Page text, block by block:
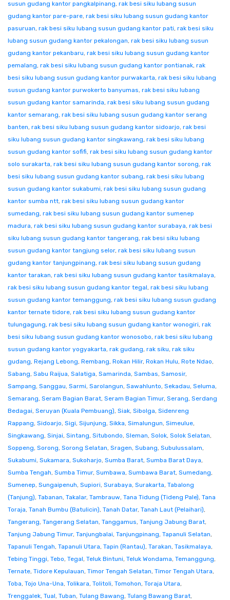
susun gudang kantor pangkalpinang, rak besi siku lubang susun
gudang kantor pare-pare, rak besi siku lubang susun gudang kantor
pasuruan, rak besi siku lubang susun gudang kantor pati, rak besi siku
lubang susun gudang kantor pekalongan, rak besi siku lubang susun
gudang kantor pekanbaru, rak besi siku lubang susun gudang kantor
pemalang, rak besi siku lubang susun gudang kantor pontianak, rak
besi siku lubang susun gudang kantor purwakarta, rak besi siku lubang
susun gudang kantor purwokerto banyumas, rak besi siku lubang
susun gudang kantor samarinda, rak besi siku lubang susun gudang
kantor semarang, rak besi siku lubang susun gudang kantor serang
banten, rak besi siku lubang susun gudang kantor sidoarjo, rak besi
siku lubang susun gudang kantor singkawang, rak besi siku lubang
susun gudang kantor sofifi, rak besi siku lubang susun gudang kantor
solo surakarta, rak besi siku lubang susun gudang kantor sorong, rak
besi siku lubang susun gudang kantor subang, rak besi siku lubang
susun gudang kantor sukabumi, rak besi siku lubang susun gudang
kantor sumba ntt, rak besi siku lubang susun gudang kantor
sumedang, rak besi siku lubang susun gudang kantor sumenep
madura, rak besi siku lubang susun gudang kantor surabaya, rak besi
siku lubang susun gudang kantor tangerang, rak besi siku lubang
susun gudang kantor tangjung selor, rak besi siku lubang susun
gudang kantor tanjungpinang, rak besi siku lubang susun gudang
kantor tarakan, rak besi siku lubang susun gudang kantor tasikmalaya,
rak besi siku lubang susun gudang kantor tegal, rak besi siku lubang
susun gudang kantor temanggung, rak besi siku lubang susun gudang
kantor ternate tidore, rak besi siku lubang susun gudang kantor
tulungagung, rak besi siku lubang susun gudang kantor wonogiri, rak
besi siku lubang susun gudang kantor wonosobo, rak besi siku lubang
susun gudang kantor yogyakarta, rak gudang, rak siku, rak siku
gudang, Rejang Lebong, Rembang, Rokan Hilir, Rokan Hulu, Rote Ndao,
Sabang, Sabu Raijua, Salatiga, Samarinda, Sambas, Samosir,
Sampang, Sanggau, Sarmi, Sarolangun, Sawahlunto, Sekadau, Seluma,
Semarang, Seram Bagian Barat, Seram Bagian Timur, Serang, Serdang
Bedagai, Seruyan (Kuala Pembuang), Siak, Sibolga, Sidenreng
Rappang, Sidoarjo, Sigi, Sijunjung, Sikka, Simalungun, Simeulue,
Singkawang, Sinjai, Sintang, Situbondo, Sleman, Solok, Solok Selatan,
Soppeng, Sorong, Sorong Selatan, Sragen, Subang, Subulussalam,
Sukabumi, Sukamara, Sukoharjo, Sumba Barat, Sumba Barat Daya,
Sumba Tengah, Sumba Timur, Sumbawa, Sumbawa Barat, Sumedang,
Sumenep, Sungaipenuh, Supiori, Surabaya, Surakarta, Tabalong
(Tanjung), Tabanan, Takalar, Tambrauw, Tana Tidung (Tideng Pale), Tana
Toraja, Tanah Bumbu (Batulicin), Tanah Datar, Tanah Laut (Pelaihari),
Tangerang, Tangerang Selatan, Tanggamus, Tanjung Jabung Barat,
Tanjung Jabung Timur, Tanjungbalai, Tanjungpinang, Tapanuli Selatan,
Tapanuli Tengah, Tapanuli Utara, Tapin (Rantau), Tarakan, Tasikmalaya,
Tebing Tinggi, Tebo, Tegal, Teluk Bintuni, Teluk Wondama, Temanggung,
Ternate, Tidore Kepulauan, Timor Tengah Selatan, Timor Tengah Utara,
Toba, Tojo Una-Una, Tolikara, Tolitoli, Tomohon, Toraja Utara,
Trenggalek, Tual, Tuban, Tulang Bawang, Tulang Bawang Barat,